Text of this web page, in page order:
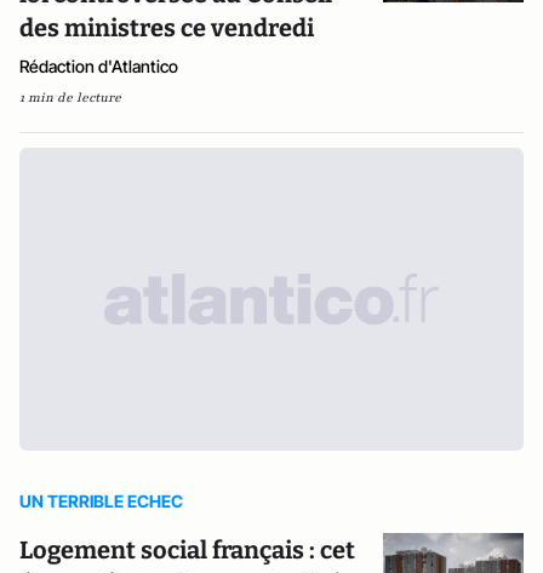
des ministres ce vendredi
Rédaction d'Atlantico
1 min de lecture
UN TERRIBLE ECHEC
Logement social français : cet